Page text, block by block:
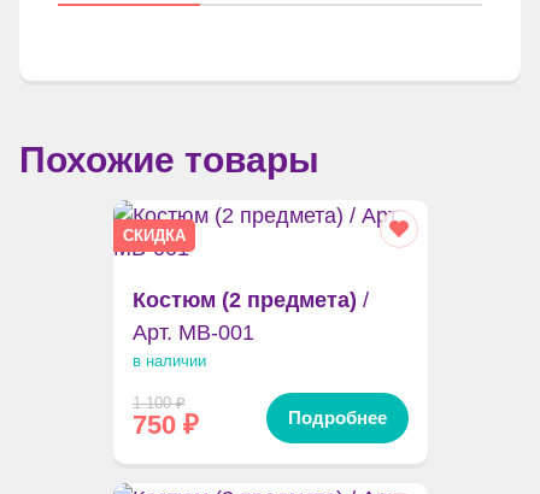
Похожие товары
СКИДКА
Костюм (2 предмета) /
Арт. MB-001
в наличии
1 100₽
750₽ Подробнее